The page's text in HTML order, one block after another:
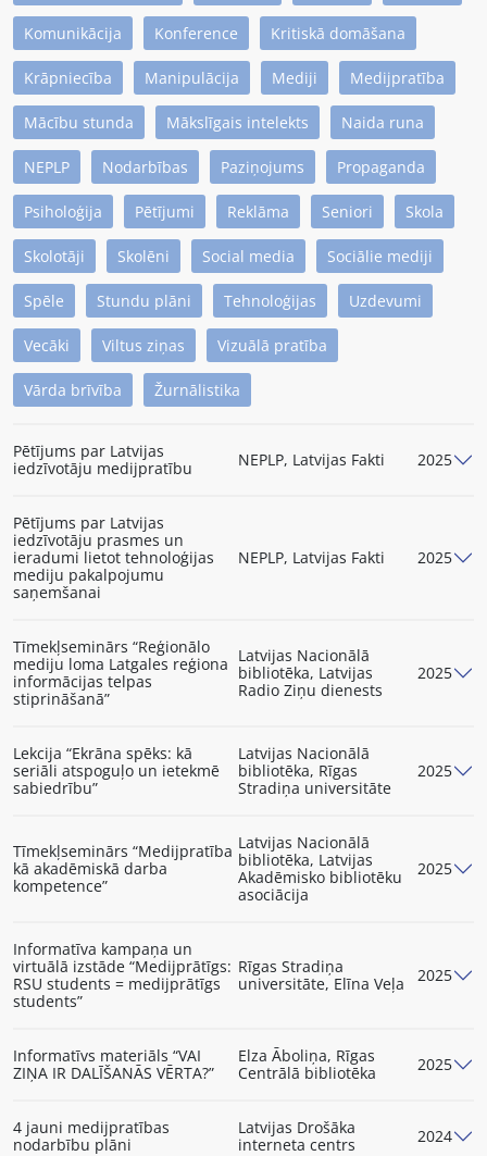
Komunikācija Konference Kritiskā domāšana
Krāpniecība Manipulācija Mediji Medijpratība
Mācību stunda Mākslīgais intelekts Naida runa
NEPLP Nodarbības Paziņojums Propaganda
Psiholoģija Pētījumi Reklāma Seniori Skola
Skolotāji Skolēni Social media Sociālie mediji
Spēle Stundu plāni Tehnoloģijas Uzdevumi
Vecāki Viltus ziņas Vizuālā pratība
Vārda brīvība Žurnālistika
Pētījums par Latvijas
iedzīvotāju medijpratību
NEPLP, Latvijas Fakti 2025
Pētījums par Latvijas
iedzīvotāju prasmes un
ieradumi lietot tehnoloģijas
mediju pakalpojumu
saņemšanai
NEPLP, Latvijas Fakti 2025
Tīmekļseminārs “Reģionālo
mediju loma Latgales reģiona
informācijas telpas
stiprināšanā”
Latvijas Nacionālā
bibliotēka, Latvijas
Radio Ziņu dienests
2025
Lekcija “Ekrāna spēks: kā
seriāli atspoguļo un ietekmē
sabiedrību”
Latvijas Nacionālā
bibliotēka, Rīgas
Stradiņa universitāte
2025
Tīmekļseminārs “Medijpratība
kā akadēmiskā darba
kompetence”
Latvijas Nacionālā
bibliotēka, Latvijas
Akadēmisko bibliotēku
asociācija
2025
Informatīva kampaņa un
virtuālā izstāde “Medijprātīgs:
RSU students = medijprātīgs
students”
Rīgas Stradiņa
universitāte, Elīna Veļa
2025
Informatīvs materiāls “VAI
ZIŅA IR DALĪŠANĀS VĒRTA?”
Elza Āboliņa, Rīgas
Centrālā bibliotēka
2025
4 jauni medijpratības
nodarbību plāni
Latvijas Drošāka
interneta centrs
2024